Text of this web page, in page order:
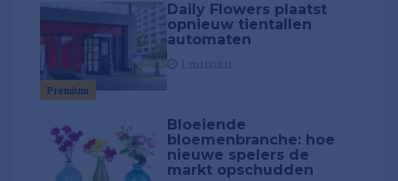
Premium
Daily Flowers plaatst
opnieuw tientallen
automaten
Bloeiende
bloemenbranche: hoe
nieuwe spelers de
markt opschudden